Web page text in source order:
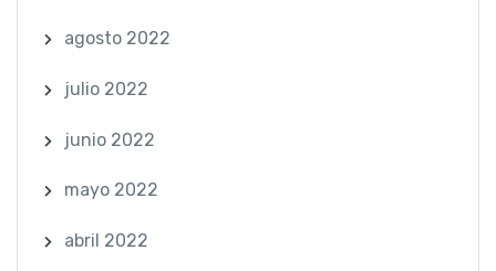
agosto 2022
julio 2022
junio 2022
mayo 2022
abril 2022